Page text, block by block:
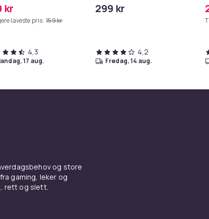
S50/S51/S55/S5/S60/S65/S6
kr
laveste pris: 159 kr
4,3
mandag, 17 aug.
299 kr
4,2
fredag, 14 aug.
og store
gaming, leker og
rett og slett.